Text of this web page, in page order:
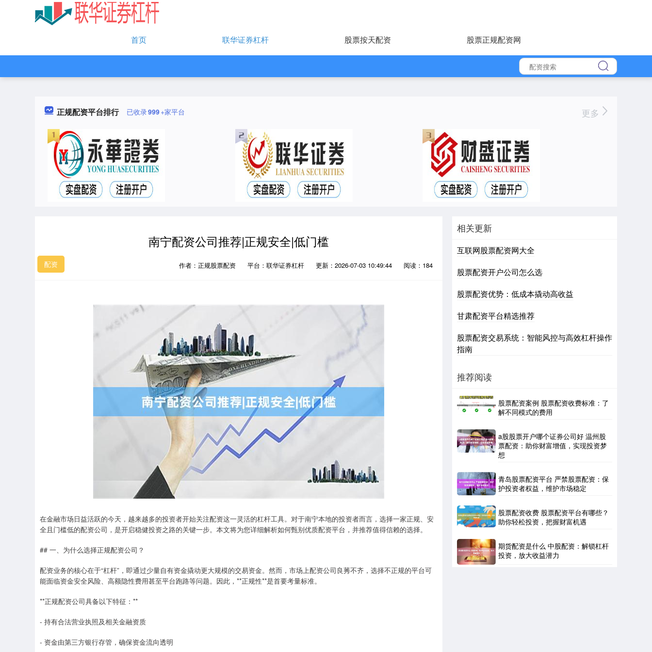
首页 联华证券杠杆 股票按天配资 股票正规配资网
正规配资平台排行 已收录999+家平台 更多
南宁配资公司推荐|正规安全|低门槛
配资 作者：正规股票配资 平台：联华证券杠杆 更新：2026-07-03 10:49:44 阅读：184
在金融市场日益活跃的今天，越来越多的投资者开始关注配资这一灵活的杠杆工具。对于南宁本地的投资者而言，选择一家正规、安
全且门槛低的配资公司，是开启稳健投资之路的关键一步。本文将为您详细解析如何甄别优质配资平台，并推荐值得信赖的选择。
## 一、为什么选择正规配资公司？
配资业务的核心在于“杠杆”，即通过少量自有资金撬动更大规模的交易资金。然而，市场上配资公司良莠不齐，选择不正规的平台可
能面临资金安全风险、高额隐性费用甚至平台跑路等问题。因此，**正规性**是首要考量标准。
**正规配资公司具备以下特征：**
- 持有合法营业执照及相关金融资质
- 资金由第三方银行存管，确保资金流向透明
相关更新
互联网股票配资网大全
股票配资开户公司怎么选
股票配资优势：低成本撬动高收益
甘肃配资平台精选推荐
股票配资交易系统：智能风控与高效杠杆操作
指南
推荐阅读
股票配资案例 股票配资收费标准：了
解不同模式的费用
a股股票开户哪个证券公司好 温州股
票配资：助你财富增值，实现投资梦
想
青岛股票配资平台 严禁股票配资：保
护投资者权益，维护市场稳定
股票配资收费 股票配资平台有哪些？
助你轻松投资，把握财富机遇
期货配资是什么 中股配资：解锁杠杆
投资，放大收益潜力